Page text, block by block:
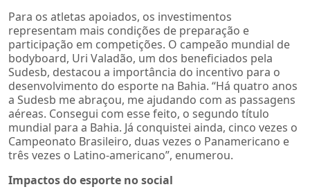
Para os atletas apoiados, os investimentos
representam mais condições de preparação e
participação em competições. O campeão mundial de
bodyboard, Uri Valadão, um dos beneficiados pela
Sudesb, destacou a importância do incentivo para o
desenvolvimento do esporte na Bahia. “Há quatro anos
a Sudesb me abraçou, me ajudando com as passagens
aéreas. Consegui com esse feito, o segundo título
mundial para a Bahia. Já conquistei ainda, cinco vezes o
Campeonato Brasileiro, duas vezes o Panamericano e
três vezes o Latino-americano”, enumerou.
Impactos do esporte no social